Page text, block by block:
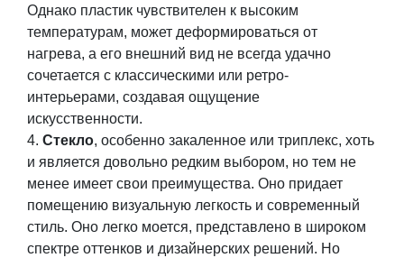
Однако пластик чувствителен к высоким
температурам, может деформироваться от
нагрева, а его внешний вид не всегда удачно
сочетается с классическими или ретро-
интерьерами, создавая ощущение
искусственности.
Стекло, особенно закаленное или триплекс, хоть
и является довольно редким выбором, но тем не
менее имеет свои преимущества. Оно придает
помещению визуальную легкость и современный
стиль. Оно легко моется, представлено в широком
спектре оттенков и дизайнерских решений. Но